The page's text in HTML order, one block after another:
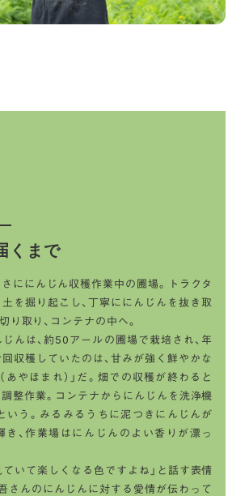
くまで
ににんじん収穫作業中の圃場。トラクタ
を掘り起こし、丁寧ににんじんを抜き取
り取り、コンテナの中へ。
んは、約50アールの圃場で栽培され、年
収穫していたのは、甘みが強く鮮やかな
あやほまれ）」だ。畑での収穫が終わると
整作業。コンテナからにんじんを洗浄機
いう。みるみるうちに泥つきにんじんが
、作業場はにんじんのよい香りが漂っ
ていて楽しくなる色ですよね」と話す表情
さんのにんじんに対する愛情が伝わって